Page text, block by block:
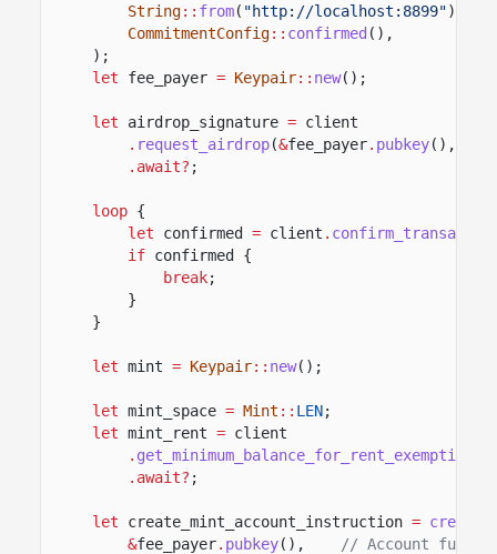
String:: from( "http://localhost:8899"),
CommitmentConfig:: confirmed (),
);
let
fee_payer = Keypair:: new();
let airdrop_signature = client
. request_airdrop(&fee_payer. pubkey(),
.await? ;
loop {
let
confirmed = client .
if confirmed {
break;
}
}
let mint = Keypair:: new();
let mint_space = Mint :: LEN;
let mint_rent = client
. get_minimum_balance_for_rent_exemption
.await? ;
let create_mint_account_instruction =
&fee_payer. pubkey(), // Account